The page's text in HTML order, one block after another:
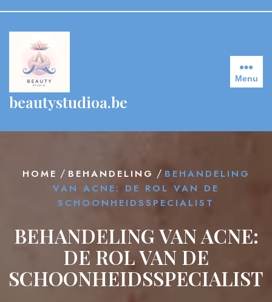
content
beautystudioa.be
Menu
HOME / BEHANDELING / BEHANDELING
VAN ACNE: DE ROL VAN DE
SCHOONHEIDSSPECIALIST
BEHANDELING VAN ACNE:
DE ROL VAN DE
SCHOONHEIDSSPECIALIST